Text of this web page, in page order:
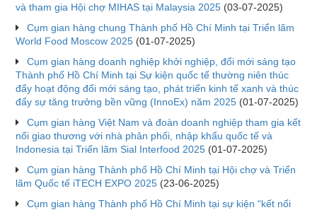
và tham gia Hội chợ MIHAS tại Malaysia 2025 (03-07-2025)
Cụm gian hàng chung Thành phố Hồ Chí Minh tại Triển lãm
World Food Moscow 2025 (01-07-2025)
Cụm gian hàng doanh nghiệp khởi nghiệp, đổi mới sáng tạo
Thành phố Hồ Chí Minh tại Sự kiện quốc tế thường niên thúc
đẩy hoạt động đổi mới sáng tạo, phát triển kinh tế xanh và thúc
đẩy sự tăng trưởng bền vững (InnoEx) năm 2025 (01-07-2025)
Cụm gian hàng Việt Nam và đoàn doanh nghiệp tham gia kết
nối giao thương với nhà phân phối, nhập khẩu quốc tế và
Indonesia tại Triển lãm Sial Interfood 2025 (01-07-2025)
Cụm gian hàng Thành phố Hồ Chí Minh tại Hội chợ và Triển
lãm Quốc tế iTECH EXPO 2025 (23-06-2025)
Cụm gian hàng Thành phố Hồ Chí Minh tại sự kiện “kết nối